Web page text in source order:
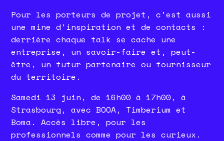
Pour les porteurs de projet, c'est aussi
une mine d'inspiration et de contacts :
derrière chaque talk se cache une
entreprise, un savoir-faire et, peut-
être, un futur partenaire ou fournisseur
du territoire.
Samedi 13 juin, de 16h00 à 17h00, à
Strasbourg, avec BOOA, Timberium et
Boma. Accès libre, pour les
professionnels comme pour les curieux.